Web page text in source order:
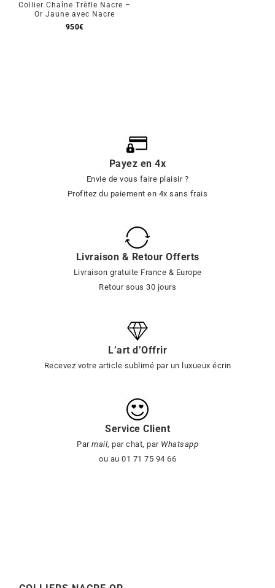
Collier Chaîne Trèfle Nacre –
Or Jaune avec Nacre
950€
Payez en 4x
Envie de vous faire plaisir ?
Profitez du paiement en 4x sans frais
Livraison & Retour Offerts
Livraison gratuite France & Europe
Retour sous 30 jours
L’art d’Offrir
Recevez votre article sublimé par un luxueux écrin
Service Client
Par mail, par chat, parWhatsapp
ou au 01 71 75 94 66